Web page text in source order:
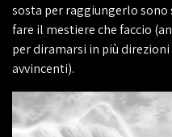
sosta per raggiungerlo sono
fare il mestiere che faccio
per diramarsi in più
avvincenti).